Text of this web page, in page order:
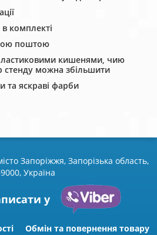
комплекті
поштою
кишенями, чию
стенду можна збільшити
та яскраві фарби
Запоріжжя, Запорізька область,
Україна
у
Обмін та повернення товару